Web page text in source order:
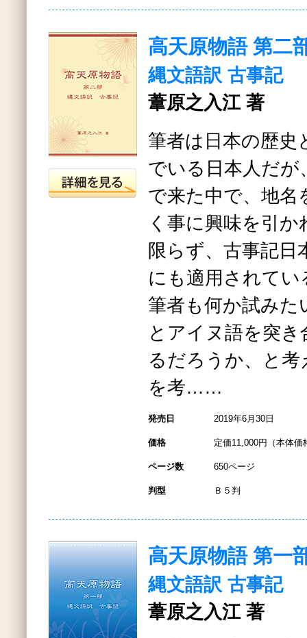
高天原物語 第二
縄文語訳 古事記
葦原之入江 著
筆者は日本の歴史
でいる日本人だが
で来た中で、地名
く事に興味を引
限らず、古事記日
にも適用されて
筆者も何か試みた
とアイヌ語を突
るだろうか、と
を考……
発売日 2019年6月30日
価格 定価11,000円（本体価
ページ数 650ページ
判型 Ｂ５判
高天原物語 第一
縄文語訳 古事記
葦原之入江 著